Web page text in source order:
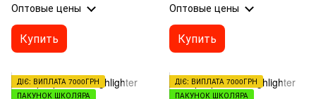
Оптовые цены
Купить
Оптовые цены
Купить
ДІЄ: ВИПЛАТА 7000ГРН
ПАКУНОК ШКОЛЯРА
ДІЄ: ВИПЛАТА 7000ГРН
ПАКУНОК ШКОЛЯРА